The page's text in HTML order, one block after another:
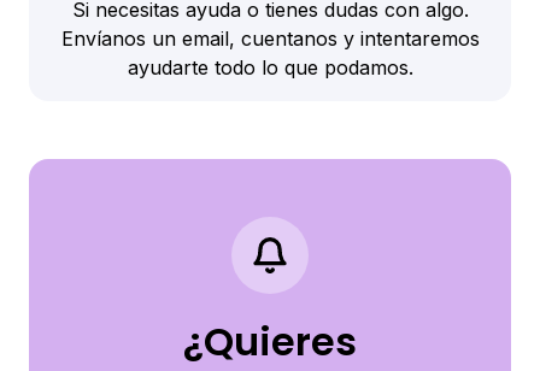
Si necesitas ayuda o tienes dudas con algo.
Envíanos un email, cuentanos y intentaremos
ayudarte todo lo que podamos.
¿Quieres